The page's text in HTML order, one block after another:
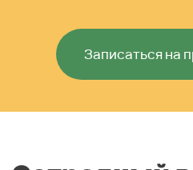
Записаться на